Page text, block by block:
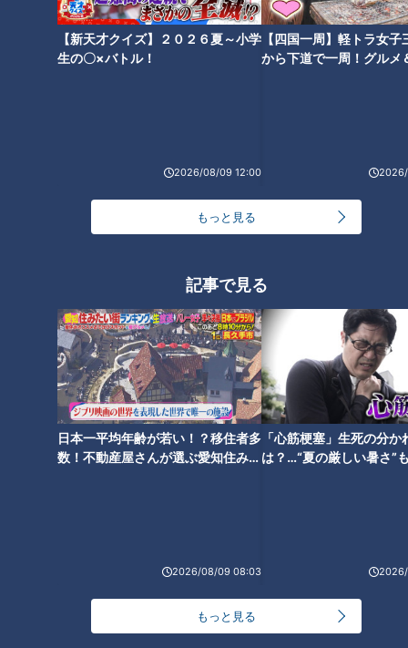
【新天才クイズ】２０２６夏～小学
生の〇×バトル！
2026/08/09 12:00
【四国一周】軽トラ女子
から下道で一周！グルメ
もっと見る
記事で見る
日本一平均年齢が若い！？移住者多
数！不動産屋さんが選ぶ愛知住みた
2026/08/09 08:03
「心筋梗塞」生死の分か
は？…“夏の厳しい暑さ”
もっと見る
会【第３回】
「増やす」より「どう使うか」
人生を豊かにするお金の話～ア
ラサー女子「お金の悩み」本音
会【第４回】
ランキング